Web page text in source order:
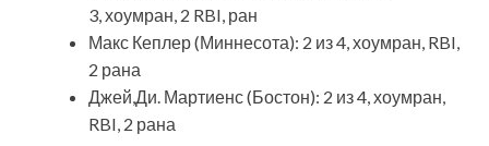
3, хоумран, 2 RBI, ран
Макс Кеплер (Миннесота): 2 из 4, хоумран, RBI,
2 рана
Джей,Ди. Мартиенс (Бостон): 2 из 4, хоумран,
RBI, 2 рана